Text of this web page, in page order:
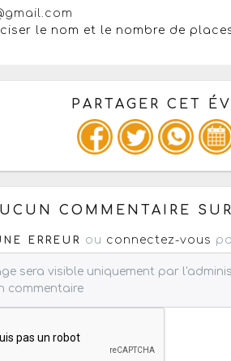
le nom et le nombre de
PARTAGER CET
les infos ci-dessous pour un
COMMENTAIRE
ERREUR ou connectez-vous